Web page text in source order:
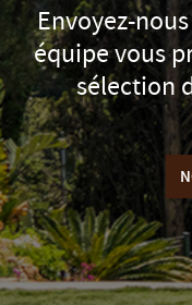
Envoyez-
équipe vous
sélection